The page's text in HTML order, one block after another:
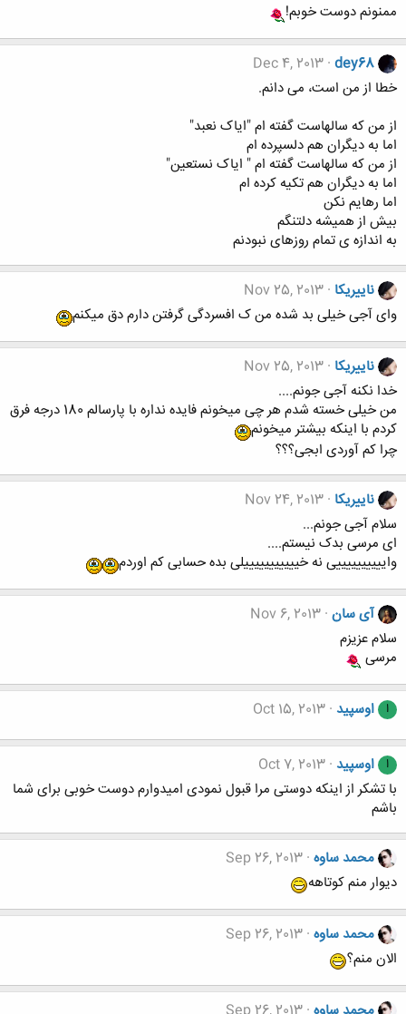
ممنونم دوست خوبم!
dey68
Dec 4, 2013
خطا از من است، می دانم.
از من که سالهاست گفته ام "ایاک نعبد"
اما به دیگران هم دلسپرده ام
از من که سالهاست گفته ام " ایاک نستعین"
اما به دیگران هم تکیه کرده ام
اما رهایم نکن
بیش از همیشه دلتنگم
به اندازه ی تمام روزهای نبودنم
ناییریکا Nov 25, 2013
وای آجی خیلی بد شده من ک افسردگی گرفتن دارم دق میکنم
ناییریکا Nov 25, 2013
خدا نکنه آجی جونم....
من خیلی خسته شدم هر چی میخونم فایده نداره با پارسالم 180 درجه فرق
کردم با اینکه بیشتر میخونم
چرا کم آوردی ابجی؟؟؟
ناییریکا Nov 24, 2013
سلام آجی جونم...
ای مرسی بدک نیستم....
واییییییییییی نه خیییییییییییلی بده حسابی کم اوردم
آی سان Nov 6, 2013
سلام عزیزم
مرسی
ا اوسپید Oct 15, 2013
ا اوسپید Oct 7, 2013
با تشکر از اینکه دوستی مرا قبول نمودی امیدوارم دوست خوبی برای شما
باشم
محمد ساوه Sep 26, 2013
دیوار منم کوتاهه
محمد ساوه Sep 26, 2013
الان منم؟